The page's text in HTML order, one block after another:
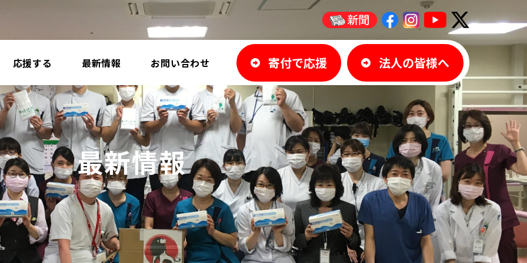
応援する 最新情報 お問い合わせ 寄付で応援 法人の皆様へ
最新情報